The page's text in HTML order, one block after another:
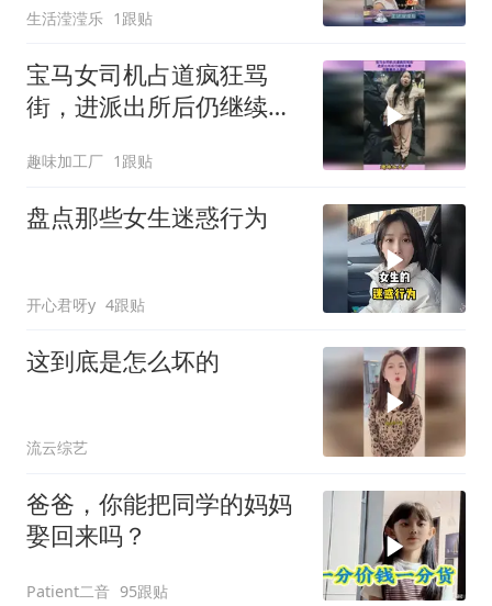
生活滢滢乐 1跟贴
宝马女司机占道疯狂骂
街，进派出所后仍继续发
趣味加工厂 1跟贴
盘点那些女生迷惑行为
开心君呀y 4跟贴
这到底是怎么坏的
流云综艺
爸爸，你能把同学的妈妈
娶回来吗？
Patient二音 95跟贴